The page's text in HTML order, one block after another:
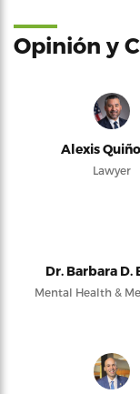
Opinión y
Alexis
Lawyer
Dr. Barbara D.
Mental Health &